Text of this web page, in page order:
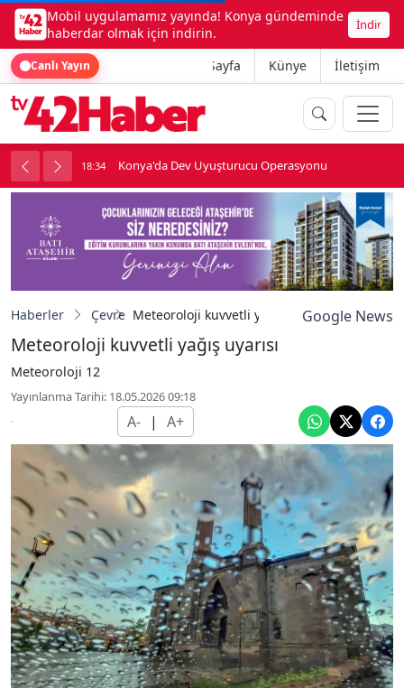
Mobil uygulamamız yayında! Konya gündeminde
haberdar olmak için indirin.
İndir
Canlı Yayın Ana Sayfa Künye İletişim
18:34 Konya'da Dev Uyuşturucu Operasyonu
Haberler Çevre Meteoroloji kuvvetli yağış uyarısıGoogle News
Meteoroloji kuvvetli yağış uyarısı
Meteoroloji 12
Yayınlanma Tarihi: 18.05.2026 09:18
A- | A+